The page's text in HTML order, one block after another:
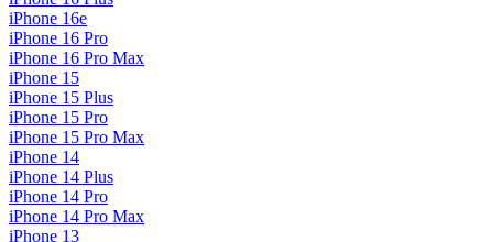
iPhone 16e
iPhone 16 Pro
iPhone 16 Pro Max
iPhone 15
iPhone 15 Plus
iPhone 15 Pro
iPhone 15 Pro Max
iPhone 14
iPhone 14 Plus
iPhone 14 Pro
iPhone 14 Pro Max
iPhone 13